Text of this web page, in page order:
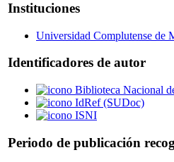
Instituciones
Universidad Complutense de
Identificadores de autor
Biblioteca Nacional
IdRef (SUDoc)
ISNI
Periodo de publicación